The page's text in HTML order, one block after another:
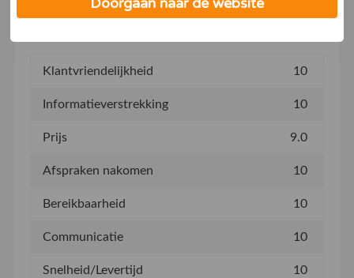
toch ergens over zeuren om serieus genomen te
Klantvriendelijkheid 10
Informatieverstrekking 10
Prijs 9.0
Afspraken nakomen 10
Bereikbaarheid 10
Communicatie 10
Snelheid/Levertijd 10